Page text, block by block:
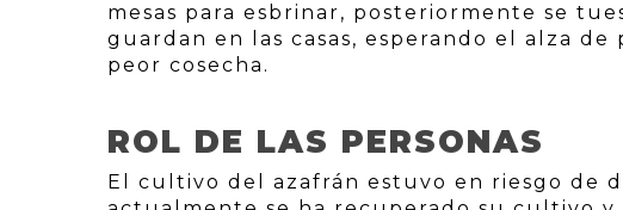
mesas para esbrinar, posteriormente se
guardan en las casas, esperando el alza
peor cosecha.
ROL DE LAS PERSONAS
El cultivo del azafrán estuvo en riesgo de